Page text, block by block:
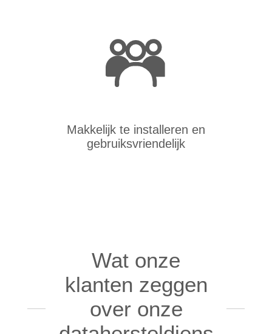
Makkelijk te installeren en
gebruiksvriendelijk
Wat onze
klanten zeggen
over onze